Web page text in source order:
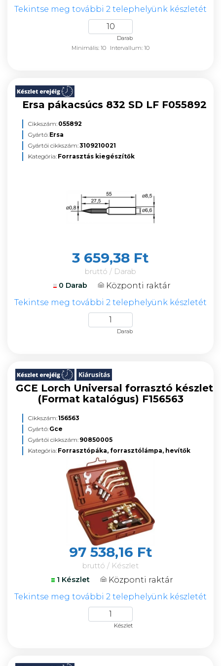
Tekintse meg további 2 telephelyünk készletét
Darab
Minimális: 10
Intervallum: 10
Ersa pákacsúcs 832 SD LF F055892
Cikkszám: 055892
Gyártó: Ersa
Gyártói cikkszám:3109210021
Kategória: Forrasztás kiegészítők
3 659,38 Ft
bruttó / Darab
0 Darab
Központi raktár
Tekintse meg további 2 telephelyünk készletét
Darab
GCE Lorch Universal forrasztó készlet
(Format katalógus) F156563
Cikkszám:156563
Gyártó: Gce
Gyártói cikkszám: 90850005
Kategória: Forrasztópáka, forrasztólámpa, hevítők
97 538,16 Ft
bruttó / Készlet
1 Készlet
Központi raktár
Tekintse meg további 2 telephelyünk készletét
Készlet